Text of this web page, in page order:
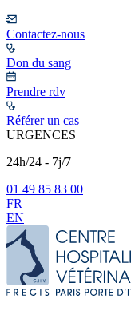
Contactez-nous
Don du sang
Prendre rdv
Référer un cas
URGENCES
24h/24 - 7j/7
01 49 85 83 00
FR
EN